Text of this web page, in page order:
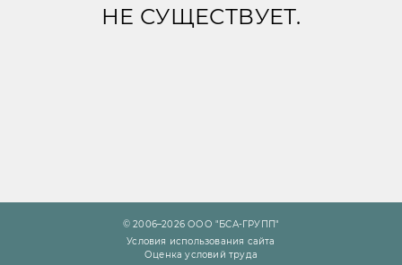
НЕ СУЩЕСТВУЕТ.
© 2006–2026 ООО "БСА-ГРУПП"
Условия использования сайта
Оценка условий труда